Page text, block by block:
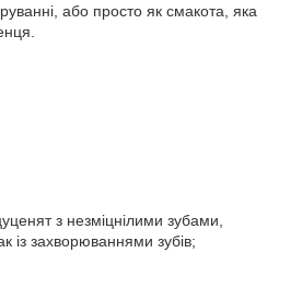
або просто як смакота, яка
з незміцнілими зубами,
із захворюваннями зубів;